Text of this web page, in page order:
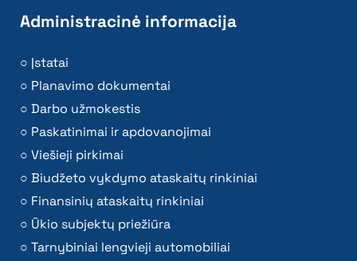
Administracinė informacija
Įstatai
Planavimo dokumentai
Darbo užmokestis
Paskatinimai ir apdovanojimai
Viešieji pirkimai
Biudžeto vykdymo ataskaitų rinkiniai
Finansinių ataskaitų rinkiniai
Ūkio subjektų priežiūra
Tarnybiniai lengvieji automobiliai